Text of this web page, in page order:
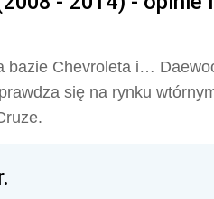
bazie Chevroleta i…
się na rynku